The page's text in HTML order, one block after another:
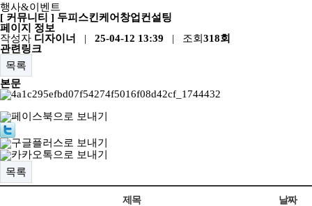
행사&이벤트
[ 커뮤니티 ] 두피스킨케어창업컨설팅
페이지 정보
작성자 디자이너 | 25-04-12 13:39 | 조회318회
관련링크
목록
본문
목록
제목 날짜